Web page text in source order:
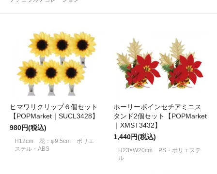
ヒマワリクリップ６個セット
【POPMarket｜SUCL3428】
980円(税込)
H12cm 花：φ9.5cm ポリエ
ステル・ABS
ホーリーポインセチアミニス
タンド2個セット【POPMarket
｜XMST3432】
1,440円(税込)
H23×W20cm PS・ポリエステ
ル